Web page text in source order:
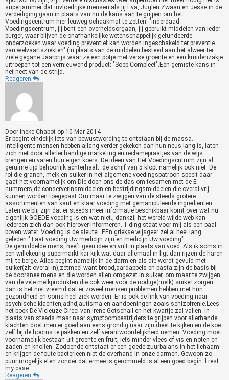
superjammer dat invloedrijke mensen als jij Eva, Juglen Zwaan en Jesse in de
verdediging gaan in plaats van nu de kans aan te grijpen om het
Voedingscentrum hier leuweg schaakmat te zetten: "inderdaad
Voedingscentrum, jij bent een overheidsorgaan, jij gebruikt middelen van ieder
burger, waar blijven de onafhankelijke wetenschappelijk gefundeerde
onderzoeken waar voeding preventief kan worden ingeschakeld ter preventie
van welvaartsziekten" (in plaats van de middelen besteed aan het alweer ter
ziele gegane Jaarprijs waar ze een potje met verse groente en een kruidenzakje
uitroepen tot een vernieuwend product: "Soep Compleet".Een gemiste kans in
het heet van de strijd.
Reageren
Door Ineke Chabot op 10 Mar 2014
Er begint eindelijk iets van bewustwording te ontstaan bij de massa.
intelligente mensen hebben allang verder gekeken dan hun neus lang is, laten
zich niet door allerlei handige marketing en reclamepraatjes van de wijs
brengen en varen hun eigen koers. De ideen van Het Voedingscntrum zijn al
geruime tijd behoorlijk achterhaalt. de schijf van 5 klopt namelijk ook niet. De
rol die granen, melk en suiker in het algemene voedingspatroon speelt daar
gaat het voornamelijk om.Die doen ons de das om tesamen met de E
nummers,de conserverinsmiddelen en bestrijdingsmiddelen die overal vrij
kunnen worden toegepast.Om maar te zwijgen van de steeds grotere
assortimenten van kant en klaar voeding met gemanipuleerde ingredienten.
Laten we blij zijn dat er steeds meer informatie beschikbaar komt over wat nu
eigenlijk GOEDE voeding is en wat niet., dankzij het wereld wijde web kan
iedereen zich dan ook hierover informeren. 1 ding staat voor mij als een paal
boven water. Voeding is de sleutel. EEn griekse wijsgeer zei al heel lang
geleden:" Laat voeding Uw medicijn zijn en medicijn Uw voeding".
De gemiddelde mens, heeft geen idee en vult in plaats van voed. Als ik soms in
een willekeurig supermarkt kar kijk wat daar allemaal in ligt dan rijzen de haren
mij te berge. Alles begint namelijk in de darm en als die wordt gevuld met
suiker(zit overal in),zetmeel want brood,aardappels en pasta zijn de basis bij
de doorsnee mens en die worden allen omgezet in suiker, om maar te zwijgen
van de vele melkprodukten die ook weer voor de nodige(melk) suiker zorgen
dan is het niet vreemd dat er zoveel mensen problemen hebben met hun
gezondheid en soms heel ziek worden. Er is ook de link van voeding naar
psychische klachten,adhd,autisma en aandoeningen zoals schizofrenie.Lees
het boek De Vicieuze Circel van Irene Gotschall en het kwartje zal vallen. In
plaats van steeds maar naar symptoombestrijders te grijpen voor allerhande
klachten doet men er goed aan eens grondig naar zijn dieet te kijken en de koe
zelf bij de hoorns te pakken en zelf verantwoordelijkheid nemen. Voeding moet
voornamelijk bestaan uit groente en fruit, iets minder vlees of vis en noten en
zaden en knollen. Zodoende ontstaat er een goede zuurbalans in het lichaam
en krijgen de foute bacterieen niet de overhand in onze darmen. Gewoon zo
puur mogelijk eten zonder dat ermee is gerommeld is al een goed begin. I rest
my case.
Reageren